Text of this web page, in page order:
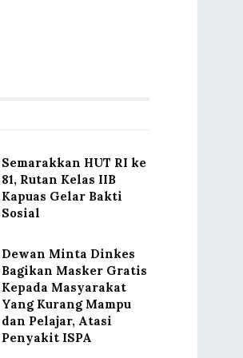
Semarakkan HUT RI ke
81, Rutan Kelas IIB
Kapuas Gelar Bakti
Sosial
Dewan Minta Dinkes
Bagikan Masker Gratis
Kepada Masyarakat
Yang Kurang Mampu
dan Pelajar, Atasi
Penyakit ISPA